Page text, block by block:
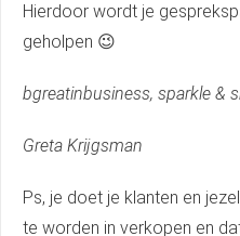
Hierdoor wordt je
geholpen 😉
bgreatinbusiness, sparkle &
Greta Krijgsman
Ps, je doet je klanten en
te worden in verkopen en